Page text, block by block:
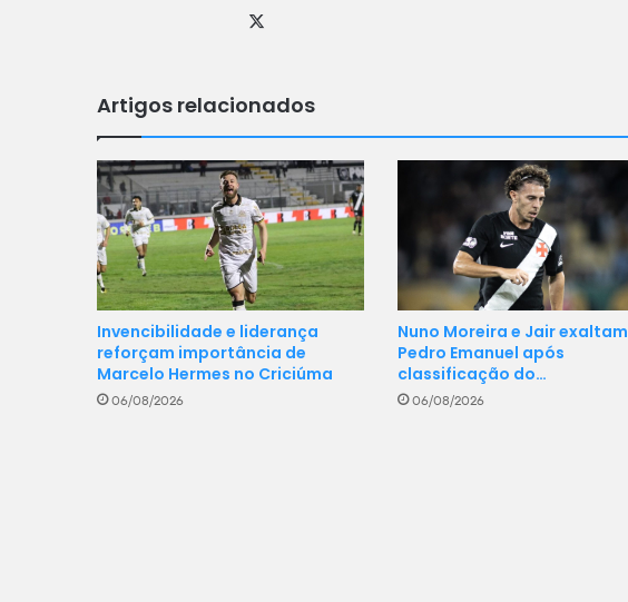
Artigos relacionados
Invencibilidade e liderança
reforçam importância de
Marcelo Hermes no Criciúma
06/08/2026
Nuno Moreira e Jair exaltam
Pedro Emanuel após
classificação do…
06/08/2026